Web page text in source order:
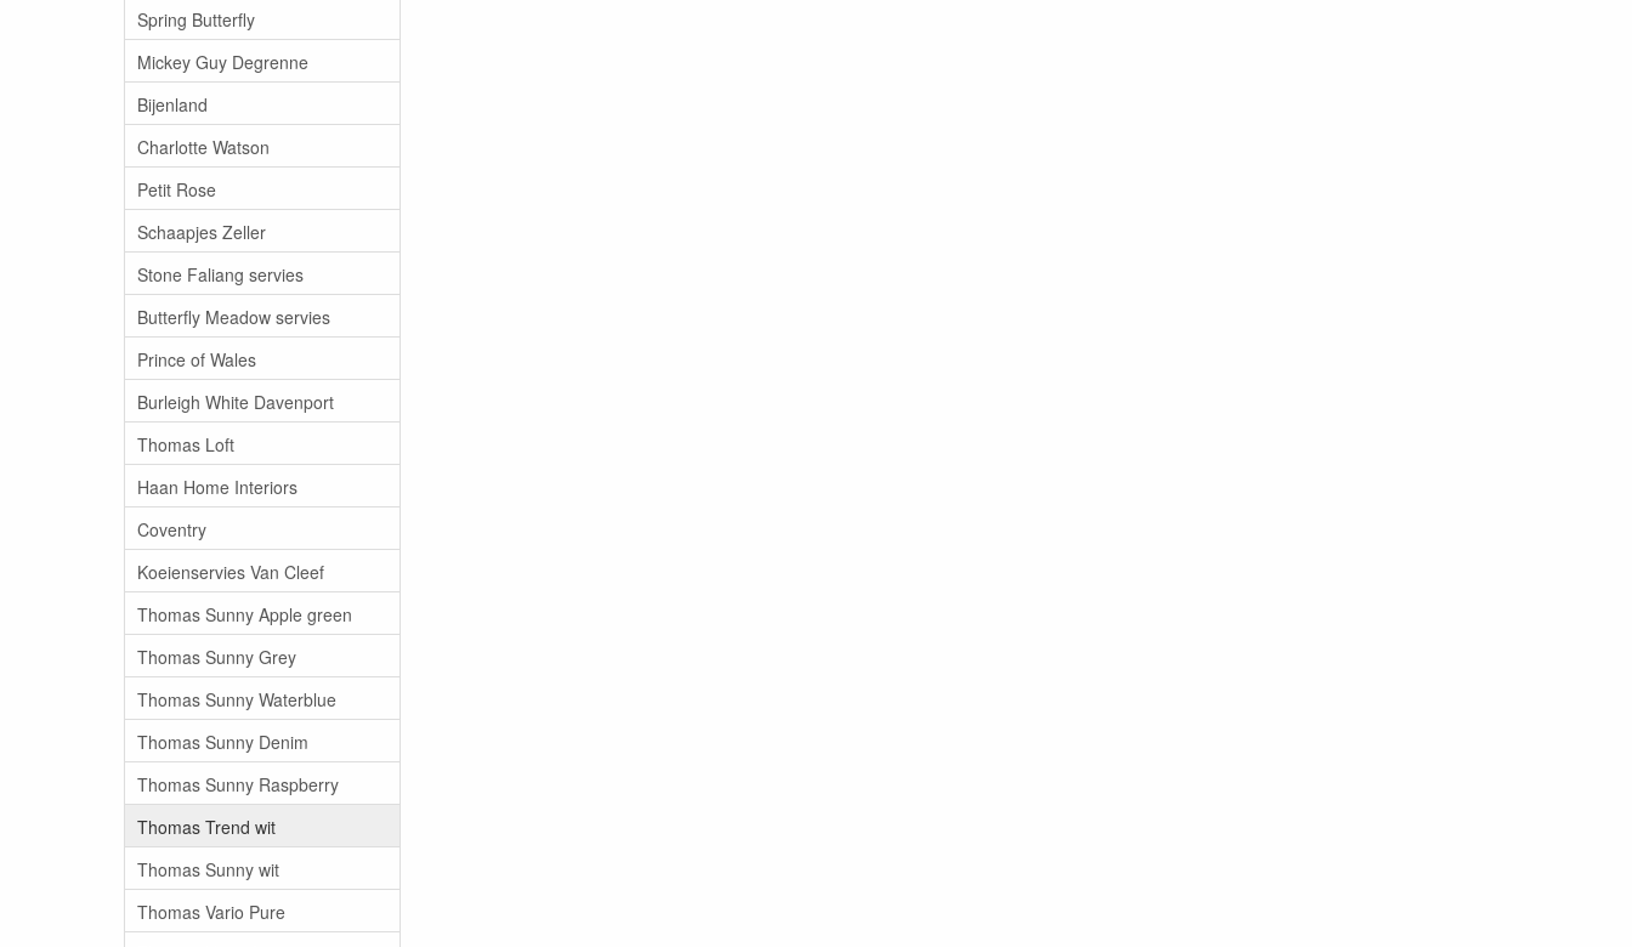
Spring Butterfly
Mickey Guy Degrenne
Bijenland
Charlotte Watson
Petit Rose
Schaapjes Zeller
Stone Faliang servies
Butterfly Meadow servies
Prince of Wales
Burleigh White Davenport
Thomas Loft
Haan Home Interiors
Coventry
Koeienservies Van Cleef
Thomas Sunny Apple green
Thomas Sunny Grey
Thomas Sunny Waterblue
Thomas Sunny Denim
Thomas Sunny Raspberry
Thomas Trend wit
Thomas Sunny wit
Thomas Vario Pure